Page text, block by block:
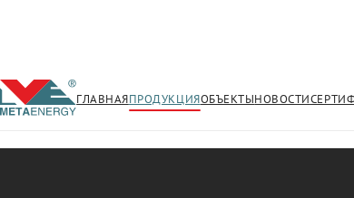
ГЛАВНАЯПРОДУКЦИЯОБЪЕКТЫНОВОСТИ
← Продукция/ТОКОПРОВОД